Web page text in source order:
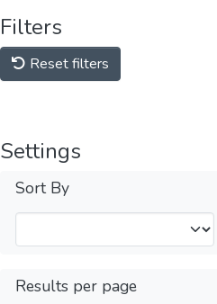
Filters
Reset filters
Settings
Sort By
Results per page